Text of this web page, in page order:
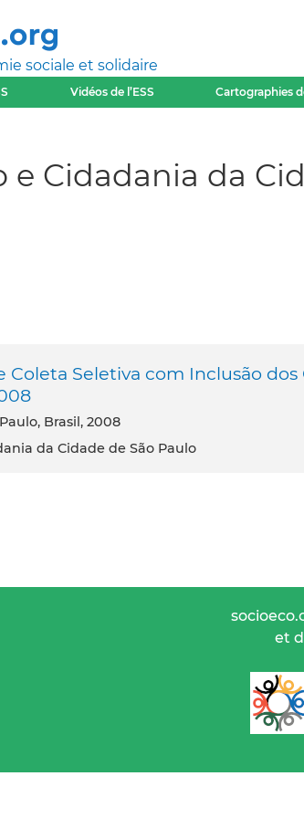
sociale et solidaire
Vidéos de l’ESS Cartographies
e Cidadania da
Coleta Seletiva com Inclusão dos
Brasil, 2008
da Cidade de São Paulo
et